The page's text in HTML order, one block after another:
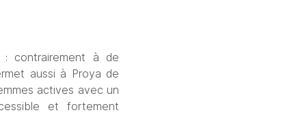
contrairement à de
aussi à Proya de
actives avec un
et fortement